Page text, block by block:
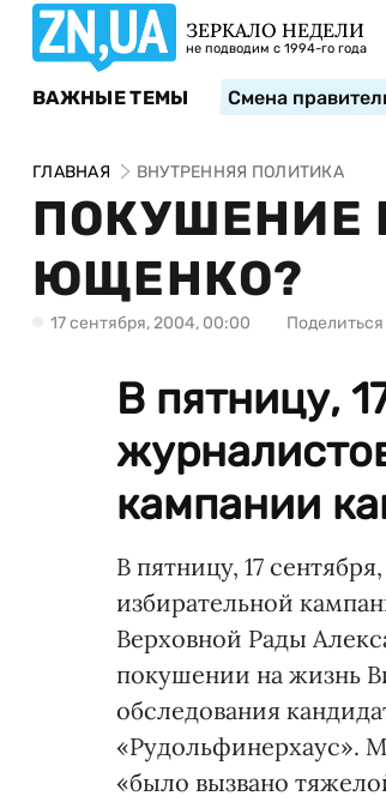
ЗЕРКАЛО НЕДЕЛИ
не подводим с 1994-го года
ВАЖНЫЕ ТЕМЫ Смена
ГЛАВНАЯ ВНУТРЕННЯЯ ПОЛИТИКА
ПОКУШЕНИЕ
ЮЩЕНКО?
17 сентября, 2004, 00:00 Поделиться
В пятницу,
кампании
В пятницу, 17
избирательной
Верховной Рады
покушении на жизнь
обследования
«Рудольфинерхаус».
«было вызвано